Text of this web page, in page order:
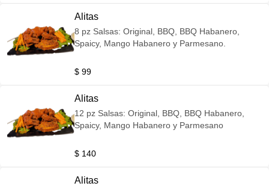
Alitas
8 pz Salsas: Original, BBQ, BBQ Habanero,
Spaicy, Mango Habanero y Parmesano.
$ 99
Alitas
12 pz Salsas: Original, BBQ, BBQ Habanero,
Spaicy, Mango Habanero y Parmesano
$ 140
Alitas